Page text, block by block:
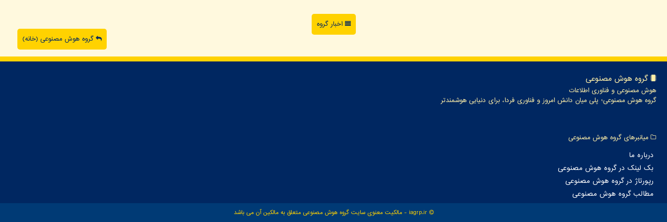
اخبار گروه
گروه هوش مصنوعی (خانه)
گروه هوش مصنوعی
هوش مصنوعی و فناوری اطلاعات
گروه هوش مصنوعی؛ پلی میان دانش امروز و فناوری فردا، برای دنیایی هوشمندتر
میانبرهای گروه هوش مصنوعی
درباره ما
بک لینک در گروه هوش مصنوعی
رپورتاژ در گروه هوش مصنوعی
مطالب گروه هوش مصنوعی